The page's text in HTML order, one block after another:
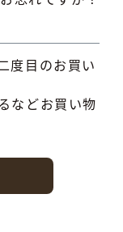
度目のお買い
などお買い物